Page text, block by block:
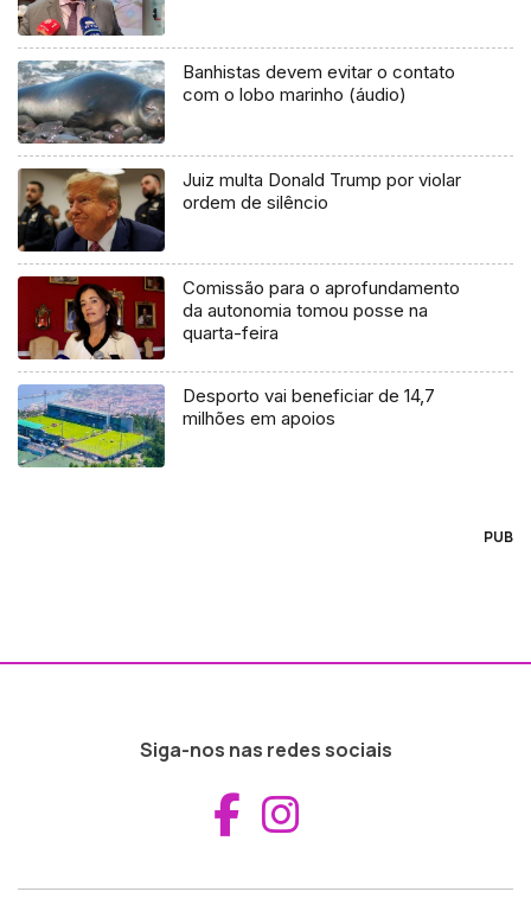
Banhistas devem evitar o contato
com o lobo marinho (áudio)
Juiz multa Donald Trump por violar
ordem de silêncio
Comissão para o aprofundamento
da autonomia tomou posse na
quarta-feira
Desporto vai beneficiar de 14,7
milhões em apoios
PUB
Siga-nos nas redes sociais
Aceder ao